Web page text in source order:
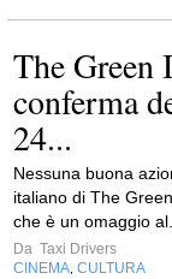
The Green
conferma
24...
Nessuna buona
italiano di The
che è un omaggio
Da Taxi Drivers
CINEMA CULTURA